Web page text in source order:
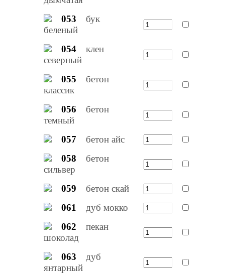
053
бук
беленый
054
клен
северный
055
бетон
классик
056
бетон
темный
057
бетон айс
058
бетон
сильвер
059
бетон скай
061
дуб мокко
062
пекан
шоколад
063
дуб
янтарный